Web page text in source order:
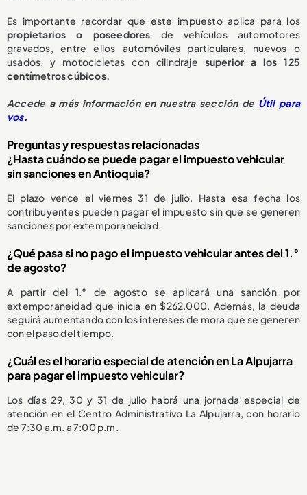
Es importante recordar que este impuesto aplica para los
propietarios o poseedores de vehículos automotores
gravados, entre ellos automóviles particulares, nuevos o
usados, y motocicletas con cilindraje superior a los 125
centímetros cúbicos.
Accede a más información en nuestra sección de Útil para
vos.
Preguntas y respuestas relacionadas
¿Hasta cuándo se puede pagar el impuesto vehicular
sin sanciones en Antioquia?
El plazo vence el viernes 31 de julio. Hasta esa fecha los
contribuyentes pueden pagar el impuesto sin que se generen
sanciones por extemporaneidad.
¿Qué pasa si no pago el impuesto vehicular antes del 1.°
de agosto?
A partir del 1.° de agosto se aplicará una sanción por
extemporaneidad que inicia en $262.000. Además, la deuda
seguirá aumentando con los intereses de mora que se generen
con el paso del tiempo.
¿Cuál es el horario especial de atención en La Alpujarra
para pagar el impuesto vehicular?
Los días 29, 30 y 31 de julio habrá una jornada especial de
atención en el Centro Administrativo La Alpujarra, con horario
de 7:30 a.m. a 7:00 p.m.